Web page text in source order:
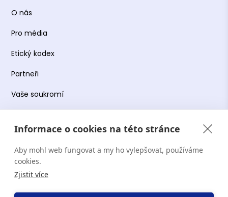
Informace o cookies na této stránce
Aby mohl web fungovat a my ho vylepšovat, používáme
cookies.
Zjistit více
O nás
Pro média
Etický kodex
Partneři
Vaše soukromí
Obchodní podmínky
Podmínky používání platformy